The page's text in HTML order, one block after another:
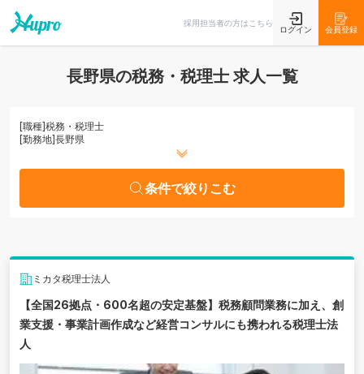
採用担当者の方はこちら
ログイン 会員登録
長野県の税務・税理士 求人一覧
[職種]税務・税理士
[勤務地]長野県
条件で絞りこむ
ミカタ税理士法人
【全国26拠点・600名超の安定基盤】税務顧問業務に加え、創
業支援・事業計画作成など経営コンサルにも携われる税理士法
人